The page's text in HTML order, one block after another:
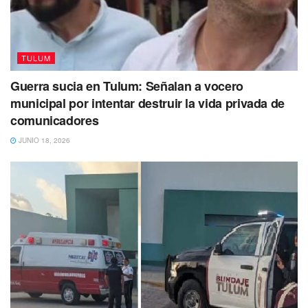
de Conservación del Patrimonio Cultural (CNCPC)
INAHrefiere que el plan de trabajo prevé intervenciones
en siete construcciones:
Castillo (la más emblemática de Tulum), el Templo del
Dios Descendente, la Casa del Halach Uinik, el Palacio
de las Columnas, la Casa del Chultún y la Torre Norte
de la muralla.
Patricia Meehan Hermanson indica queel proyecto de
conservación trabaja de la mano con el de
arqueología, a cargo del investigador del
Centro INAH
Quintana Roo,Antonio Reyes Solís, puesto que la
preservación de murales, estucos y otros elementos
TULUM
Guerra sucia en Tulum: Señalan a vocero
municipal por intentar destruir la vida privada de
comunicadores
JUNIO 18, 2026